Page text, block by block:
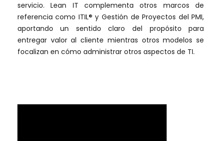
servicio. Lean IT complementa otros marcos de
referencia como ITIL® y Gestión de Proyectos del PMI,
aportando un sentido claro del propósito para
entregar valor al cliente mientras otros modelos se
focalizan en cómo administrar otros aspectos de TI.